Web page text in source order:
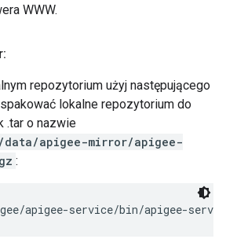
WWW.
repozytorium użyj następującego
lokalne repozytorium do
.tar o nazwie
apigee-mirror/apigee-
:
apigee-service/bin/apigee-